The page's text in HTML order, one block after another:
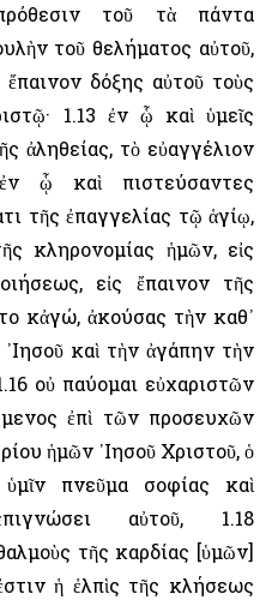
τοῦ τὰ πάντα
τοῦ θελήματος αὐτοῦ,
ἔπαινον δόξης αὐτοῦ τοὺς
1.13 ἐν ᾧ καὶ ὑμεῖς
ἀληθείας, τὸ εὐαγγέλιον
ᾧ καὶ πιστεύσαντες
τῆς ἐπαγγελίας τῷ ἁγίῳ,
κληρονομίας ἡμῶν, εἰς
εἰς ἔπαινον τῆς
κἀγώ, ἀκούσας τὴν καθ᾽
καὶ τὴν ἀγάπην τὴν
οὐ παύομαι εὐχαριστῶν
ἐπὶ τῶν προσευχῶν
ἡμῶν ᾽Ιησοῦ Χριστοῦ, ὁ
πνεῦμα σοφίας καὶ
αὐτοῦ, 1.18
τῆς καρδίας [ὑμῶν]
ἡ ἐλπὶς τῆς κλήσεως